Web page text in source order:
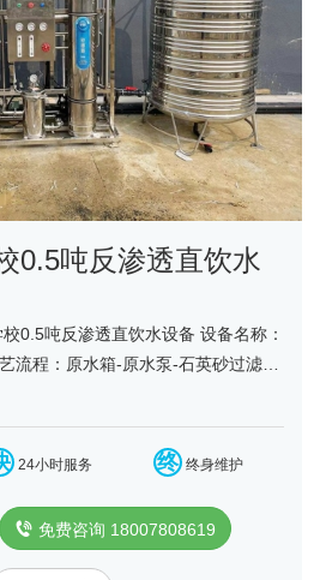
0.5吨反渗透直饮水
反渗透直饮水设备 设备名称：
24小时服务 终 终身维护
免费咨询 18007808619